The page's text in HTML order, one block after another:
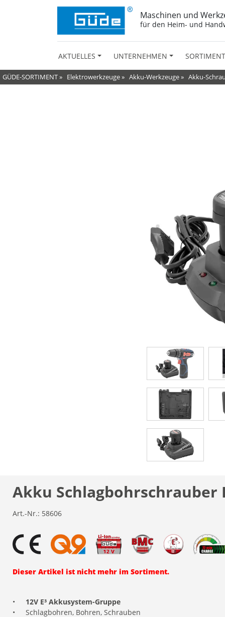
Maschinen und
für den Heim- und
AKTUELLES UNTERNEHMEN SORTIMENT
GÜDE-SORTIMENT» Elektrowerkzeuge» Akku-Werkzeuge» Akku-
Akku Schlagbohrschrauber
Art.-Nr.: 58606
Dieser Artikel ist nicht mehr im Sortiment.
•
12V E³ Akkusystem-Gruppe
•
Schlagbohren, Bohren, Schrauben